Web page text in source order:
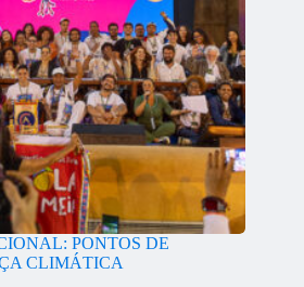
PONTOS DE
CLIMÁTICA